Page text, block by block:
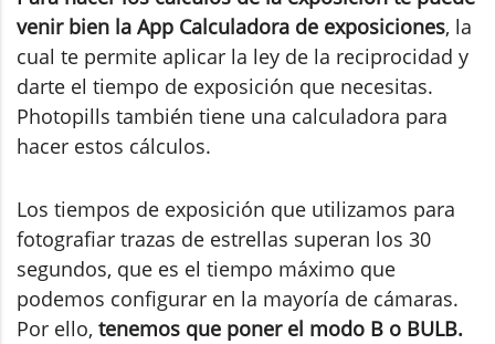
venir bien la App Calculadora de exposiciones, la
cual te permite aplicar la ley de la reciprocidad y
darte el tiempo de exposición que necesitas.
Photopills también tiene una calculadora para
hacer estos cálculos.
Los tiempos de exposición que utilizamos para
fotografiar trazas de estrellas superan los 30
segundos, que es el tiempo máximo que
podemos configurar en la mayoría de cámaras.
Por ello, tenemos que poner el modo B o BULB.